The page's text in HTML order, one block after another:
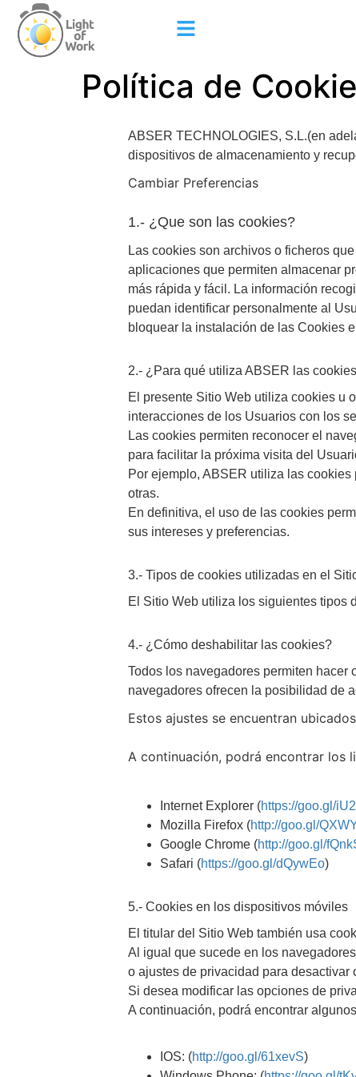
Política de
ABSER TECHNOLOGIES, S.L.(en
dispositivos de almacenamiento y
Cambiar Preferencias
1.- ¿Que son las cookies?
Las cookies son archivos o ficheros
aplicaciones que permiten almacenar
más rápida y fácil. La información
puedan identificar personalmente al
bloquear la instalación de las Cookies
2.- ¿Para qué utiliza ABSER las
El presente Sitio Web utiliza cookies u
interacciones de los Usuarios con los
Las cookies permiten reconocer el
para facilitar la próxima visita del
Por ejemplo, ABSER utiliza las
otras.
En definitiva, el uso de las cookies
sus intereses y preferencias.
3.- Tipos de cookies utilizadas en el
El Sitio Web utiliza los siguientes tipos
4.- ¿Cómo deshabilitar las cookies?
Todos los navegadores permiten
navegadores ofrecen la posibilidad de
Estos ajustes se encuentran
A continuación, podrá encontrar los
Internet Explorer (https://goo.gl/
Mozilla Firefox (http://goo.gl/
Google Chrome (http://goo.gl/
Safari (https://goo.gl/dQywEo)
5.- Cookies en los dispositivos móviles
El titular del Sitio Web también usa
Al igual que sucede en los
o ajustes de privacidad para desactivar
Si desea modificar las opciones de
A continuación, podrá encontrar
IOS: (http://goo.gl/61xevS)